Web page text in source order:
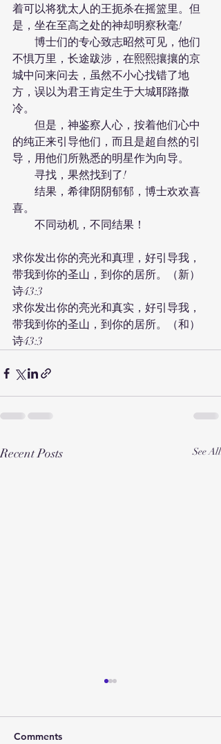
着可以将犹太人的王扼杀在摇篮里。但
是，坐在至高之处的神却明察秋毫!
博士们的专心致志昭然可见，他们
不惧万里，长途跋涉，在熙熙攘攘的京
城中问来问去，虽然不小心找错了地
方，误以为君王肯定生于大城耶路撒
冷。
但是，神鉴察人心，按着他们心中
的纯正来引导他们，而且是超自然的引
导，用他们所熟悉的明星作为向导。
寻找，果然找到了!
结果，希律阴阴郁郁，博士欢欢喜
喜。
不同动机，不同结果！
求你发出你的亮光和真理，好引导我，
带我到你的圣山，到你的居所。（新）
诗43:3
求你发出你的亮光和真实，好引导我，
带我到你的圣山，到你的居所。（和）
诗43:3
Recent Posts See All
Comments